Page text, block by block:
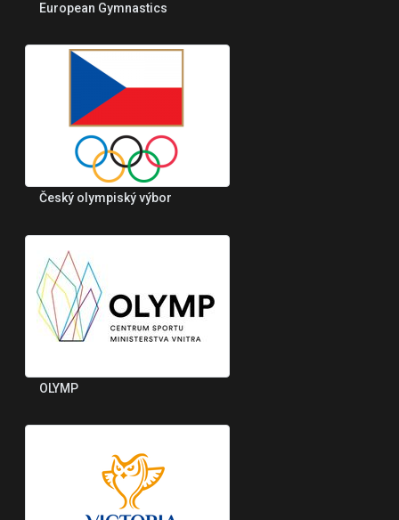
European Gymnastics
Český olympiský výbor
OLYMP